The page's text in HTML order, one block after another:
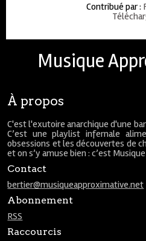
Contribué par:
Musique
À propos
C'est l'exutoire anarchique d'une
C’est une playlist infernale
obsessions et les découvertes de
et on s’y amuse bien : c’est
Contact
bertier@musiqueapproximative.net
Abonnement
RSS
Raccourcis